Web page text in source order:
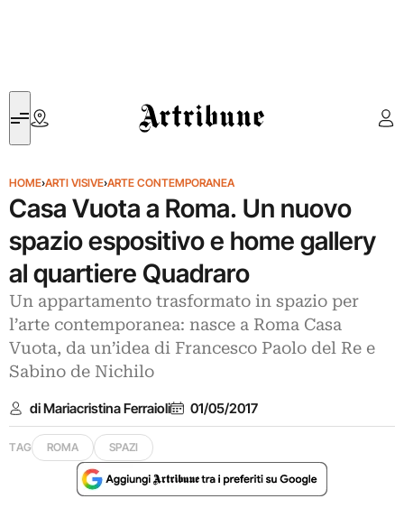
Artribune
HOME›ARTI VISIVE›ARTE CONTEMPORANEA
Casa Vuota a Roma. Un nuovo
spazio espositivo e home gallery
al quartiere Quadraro
Un appartamento trasformato in spazio per
l’arte contemporanea: nasce a Roma Casa
Vuota, da un’idea di Francesco Paolo del Re e
Sabino de Nichilo
di Mariacristina Ferraioli 01/05/2017
TAG ROMA SPAZI